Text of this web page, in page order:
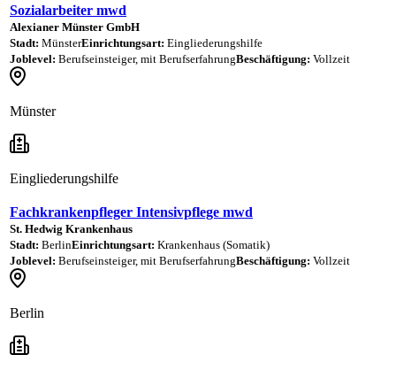
Sozialarbeiter mwd
Alexianer Münster GmbH
Stadt: MünsterEinrichtungsart: Eingliederungshilfe
Joblevel: Berufseinsteiger, mit BerufserfahrungBeschäftigung: Vollzeit
Münster
Eingliederungshilfe
Fachkrankenpfleger Intensivpflege mwd
St. Hedwig Krankenhaus
Stadt: BerlinEinrichtungsart: Krankenhaus (Somatik)
Joblevel: Berufseinsteiger, mit BerufserfahrungBeschäftigung: Vollzeit
Berlin